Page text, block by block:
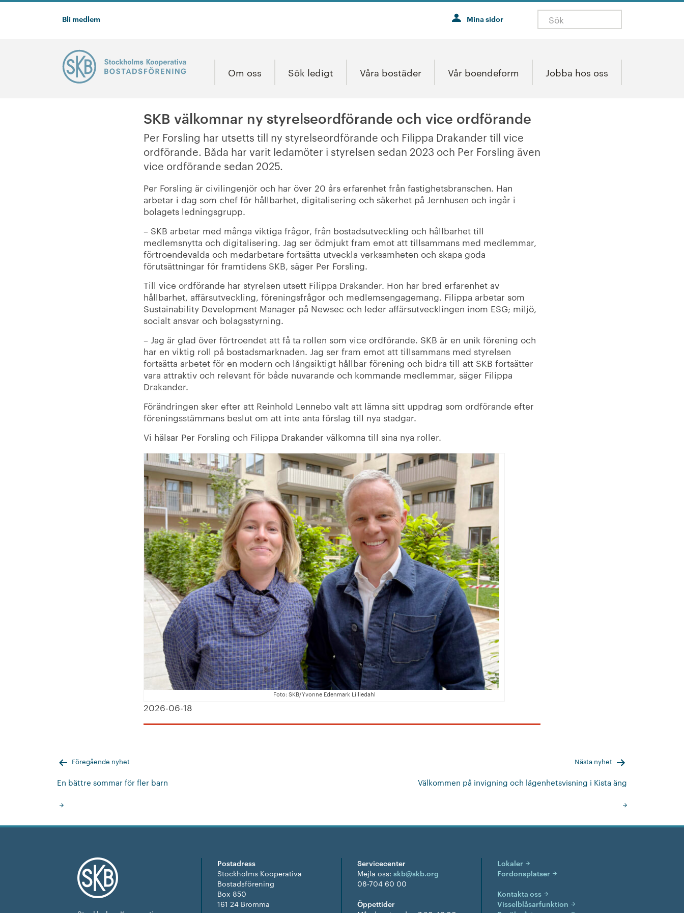
Bli medlem Mina sidor
Om oss Sök ledigt Våra bostäder Vår boendeform Jobba hos oss
SKB välkomnar ny styrelseordförande och vice ordförande
Per Forsling har utsetts till ny styrelseordförande och Filippa Drakander till vice
ordförande. Båda har varit ledamöter i styrelsen sedan 2023 och Per Forsling även
vice ordförande sedan 2025.
Per Forsling är civilingenjör och har över 20 års erfarenhet från fastighetsbranschen. Han
arbetar i dag som chef för hållbarhet, digitalisering och säkerhet på Jernhusen och ingår i
bolagets ledningsgrupp.
– SKB arbetar med många viktiga frågor, från bostadsutveckling och hållbarhet till
medlemsnytta och digitalisering. Jag ser ödmjukt fram emot att tillsammans med medlemmar,
förtroendevalda och medarbetare fortsätta utveckla verksamheten och skapa goda
förutsättningar för framtidens SKB, säger Per Forsling.
Till vice ordförande har styrelsen utsett Filippa Drakander. Hon har bred erfarenhet av
hållbarhet, affärsutveckling, föreningsfrågor och medlemsengagemang. Filippa arbetar som
Sustainability Development Manager på Newsec och leder affärsutvecklingen inom ESG; miljö,
socialt ansvar och bolagsstyrning.
– Jag är glad över förtroendet att få ta rollen som vice ordförande. SKB är en unik förening och
har en viktig roll på bostadsmarknaden. Jag ser fram emot att tillsammans med styrelsen
fortsätta arbetet för en modern och långsiktigt hållbar förening och bidra till att SKB fortsätter
vara attraktiv och relevant för både nuvarande och kommande medlemmar, säger Filippa
Drakander.
Förändringen sker efter att Reinhold Lennebo valt att lämna sitt uppdrag som ordförande efter
föreningsstämmans beslut om att inte anta förslag till nya stadgar.
Vi hälsar Per Forsling och Filippa Drakander välkomna till sina nya roller.
Foto: SKB/Yvonne Edenmark Lilliedahl
2026-06-18
Inläggsnavigering
Föregående nyhet
En bättre sommar för fler barn
Nästa nyhet
Välkommen på invigning och lägenhetsvisning i Kista äng
Postadress
Stockholms Kooperativa
Bostadsförening
Box 850
161 24 Bromma
Servicecenter
Mejla oss: skb@skb.org
08-704 60 00
Öppettider
Lokaler
Fordonsplatser
Kontakta oss
Visselblåsarfunktion